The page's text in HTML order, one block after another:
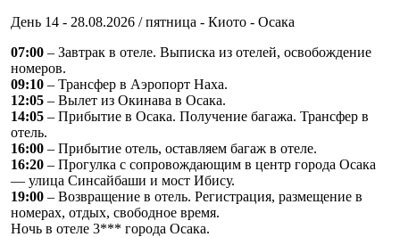
День 14 - 28.08.2026 / пятница - Киото - Осака
07:00 – Завтрак в отеле. Выписка из отелей, освобождение
номеров.
09:10 – Трансфер в Аэропорт Наха.
12:05 – Вылет из Окинава в Осака.
14:05 – Прибытие в Осака. Получение багажа. Трансфер в
отель.
16:00 – Прибытие отель, оставляем багаж в отеле.
16:20 – Прогулка с сопровождающим в центр города Осака
— улица Синсайбаши и мост Ибису.
19:00 – Возвращение в отель. Регистрация, размещение в
номерах, отдых, свободное время.
Ночь в отеле 3*** города Осака.